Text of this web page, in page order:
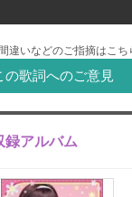
違いなどのご指摘はこち
の歌詞へのご意見
録アルバム